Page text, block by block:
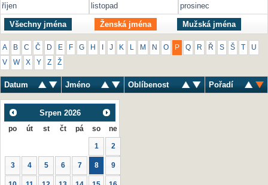
říjen
listopad prosinec
Všechny jména Ženská jména Mužská jména
A B C Č D E F G H J K M N O P Q R Ř S Š U
V W X Y Z Ž
Datum Jméno Oblíbenost Pořadí
Srpen 2026
po út st čt pá so ne
1 2
3 4 5 6 7 8 9